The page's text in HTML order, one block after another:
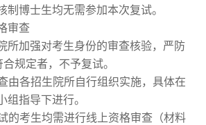
制博士生均无需参加本次复试。
审查
加强对考生身份的审查核验，严防
规定者，不予复试。
各招生院所自行组织实施，具体在
组指导下进行。
考生均需进行线上资格审查（材料